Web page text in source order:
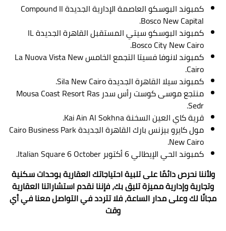
كمبوند البوسكو العاصمة الإدارية الجديدة Compound Il
Bosco New Capital.
كمبوند البوسكو سيتي المستقبل القاهرة الجديدة IL
Bosco City New Cairo.
كمبوند لانوفا فسيتا التجمع الخامس La Nuova Vista New
Cairo.
كمبوند سيلا القاهرة الجديدة Sila New Cairo.
منتجع موسى كوست رأس سدر Mousa Coast Resort Ras
Sedr.
قرية كاي العين السخنة Kai Ain Al Sokhna.
مول كايرو بيزنس بارك القاهرة الجديدة Cairo Business Park
New Cairo.
كمبوند الحي الإيطالي 6 أكتوبر Italian Square 6 October.
ولأننا نحرص دائمًا على تلبية احتياجاتك العقارية بوحدات سكنية
وتجارية وإدارية مميزة تليق بك، فإننا نقدم استشاراتنا العقارية
مجانًا لك وعلى مدار الساعة، فلا تتردد في التواصل معنا في أي
وقت